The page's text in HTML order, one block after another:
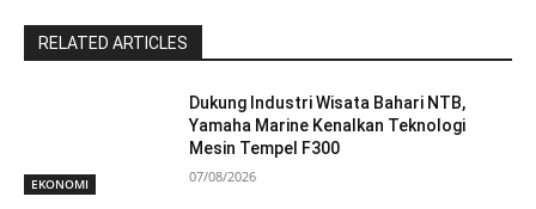
RELATED ARTICLES
EKONOMI
Dukung Industri Wisata Bahari NTB,
Yamaha Marine Kenalkan Teknologi
Mesin Tempel F300
07/08/2026